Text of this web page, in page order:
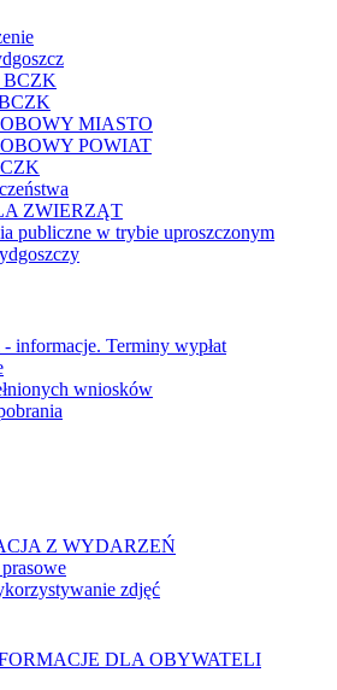
BCZK
MIASTO
POWIAT
ZWIERZĄT
publiczne w trybie uproszczonym
- informacje. Terminy wypłat
wniosków
Z WYDARZEŃ
zdjęć
DLA OBYWATELI